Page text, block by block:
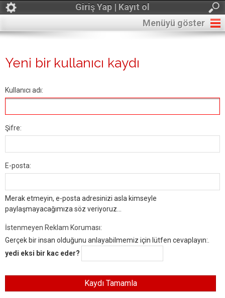
Giriş Yap | Kayıt ol
Menüyü göster
Yeni bir kullanıcı kaydı
Kullanıcı adı:
Şifre:
E-posta:
Merak etmeyin, e-posta adresinizi asla kimseyle
paylaşmayacağımıza söz veriyoruz...
İstenmeyen Reklam Koruması:
Gerçek bir insan olduğunu anlayabilmemiz için lütfen cevaplayın:.
yedi eksi bir kac eder?